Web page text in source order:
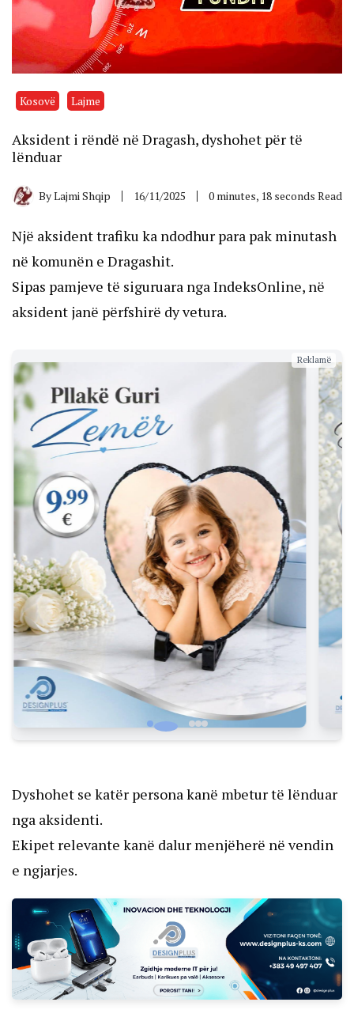
Kosovë Lajme
Aksident i rëndë në Dragash, dyshohet për të
lënduar
ByLajmi Shqip 16/11/2025 0 minutes, 18 seconds Read
Një aksident trafiku ka ndodhur para pak minutash
në komunën e Dragashit.
Sipas pamjeve të siguruara nga IndeksOnline, në
aksident janë përfshirë dy vetura.
Reklamë
Dyshohet se katër persona kanë mbetur të lënduar
nga aksidenti.
Ekipet relevante kanë dalur menjëherë në vendin
e ngjarjes.